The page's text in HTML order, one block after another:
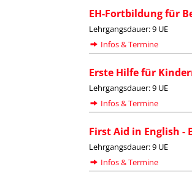
EH-Fortbildung für
Lehrgangsdauer: 9 UE
Infos & Termine
Erste Hilfe für
Lehrgangsdauer: 9 UE
Infos & Termine
First Aid in English -
Lehrgangsdauer: 9 UE
Infos & Termine